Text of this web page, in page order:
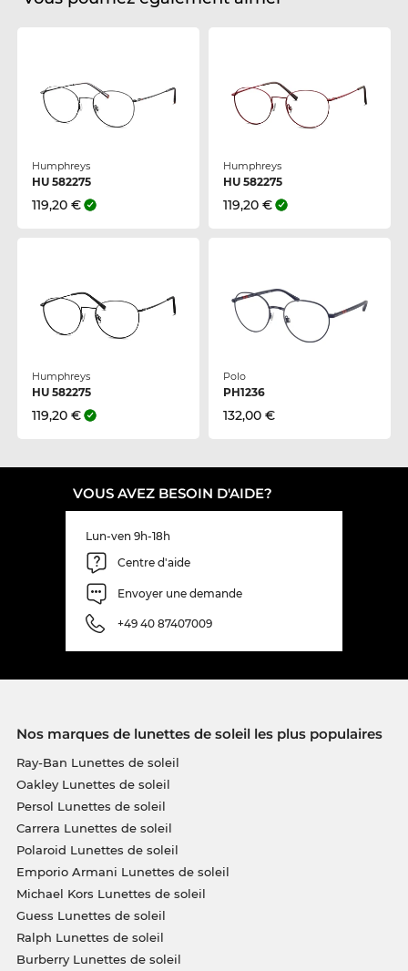
Humphreys
HU 582275
119,20 €
Humphreys
HU 582275
119,20 €
Humphreys
HU 582275
119,20 €
Polo
PH1236
132,00 €
VOUS AVEZ BESOIN D'AIDE?
Lun-ven 9h-18h
Centre d'aide
Envoyer une demande
+49 40 87407009
Nos marques de lunettes de soleil les plus populaires
Ray-Ban Lunettes de soleil
Oakley Lunettes de soleil
Persol Lunettes de soleil
Carrera Lunettes de soleil
Polaroid Lunettes de soleil
Emporio Armani Lunettes de soleil
Michael Kors Lunettes de soleil
Guess Lunettes de soleil
Ralph Lunettes de soleil
Burberry Lunettes de soleil